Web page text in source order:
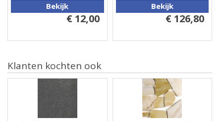
Bekijk
€ 12,00
Bekijk
€ 126,80
Klanten kochten ook